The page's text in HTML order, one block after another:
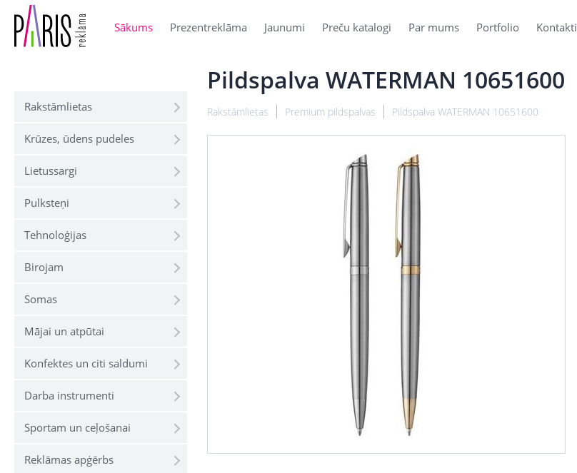
Sākums Prezentreklāma Jaunumi Preču katalogi Par mums Portfolio Kontakti
Rakstāmlietas
Krūzes, ūdens pudeles
Lietussargi
Pulksteņi
Tehnoloģijas
Birojam
Somas
Mājai un atpūtai
Konfektes un citi saldumi
Darba instrumenti
Sportam un ceļošanai
Reklāmas apģērbs
Pildspalva WATERMAN 10651600
Rakstāmlietas Premium pildspalvas Pildspalva WATERMAN 10651600